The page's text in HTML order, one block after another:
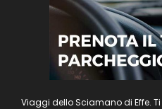
Viaggi dello Sciamano di Effe. Ti